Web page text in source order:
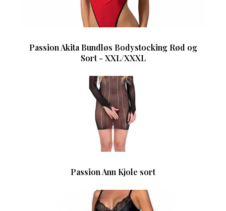
Passion Akita Bundløs Bodystocking Rød og
Sort - XXL/XXXL
Passion Ann Kjole sort